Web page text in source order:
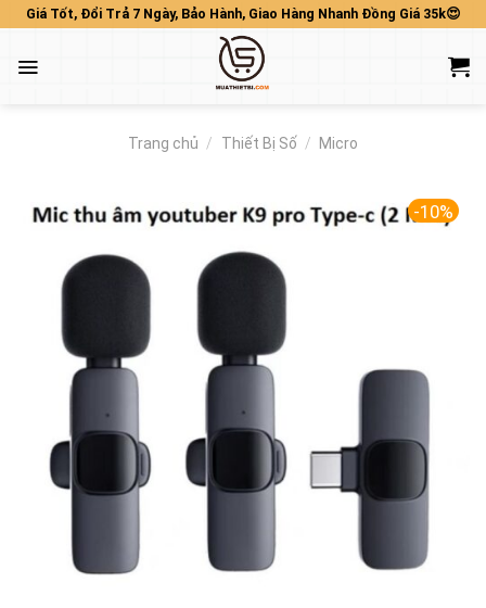
Skip
content
Giá Tốt, Đổi Trả 7 Ngày, Bảo Hành, Giao Hàng Nhanh Đồng Giá 35k😍
Trang chủ / Thiết Bị Số / Micro
-10%